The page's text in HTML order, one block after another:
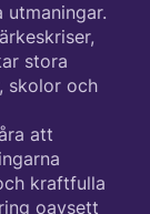
stora
skolor och
att
kraftfulla
oavsett